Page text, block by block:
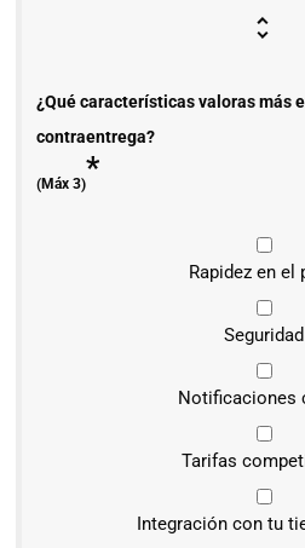
¿Qué características valoras más
contraentrega?
(Máx 3)*
Rapidez en el
Seguridad
Notificaciones
Tarifas
Integración con tu